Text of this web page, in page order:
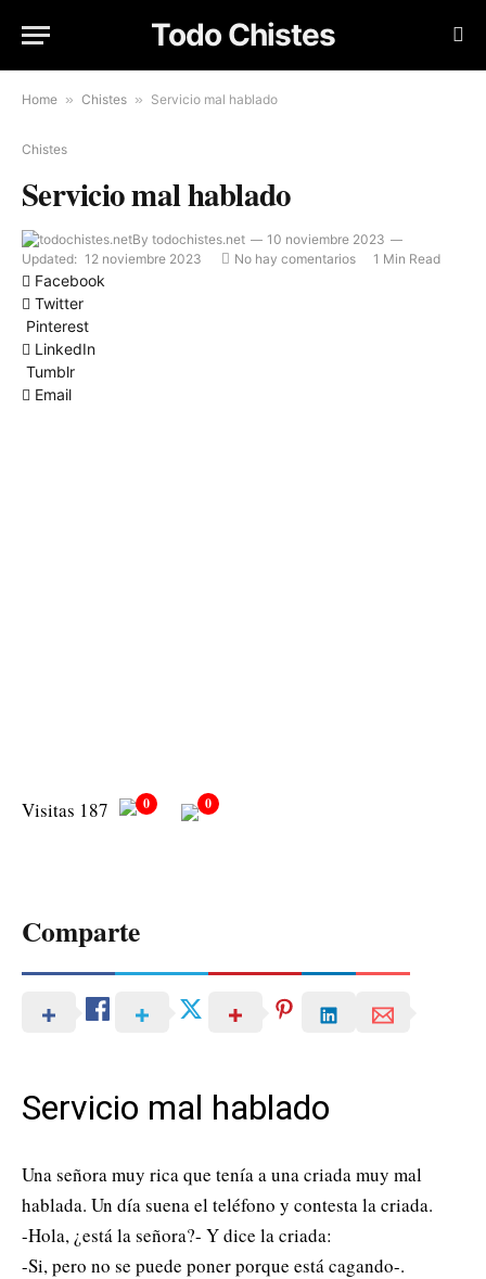
Todo Chistes
Home » Chistes » Servicio mal hablado
Chistes
Servicio mal hablado
By todochistes.net
10 noviembre 2023
Updated: 12 noviembre 2023 No hay comentarios 1 Min Read
Facebook
Twitter
Pinterest
LinkedIn
Tumblr
Email
Visitas 187 0 0
Comparte
Servicio mal hablado
Una señora muy rica que tenía a una criada muy mal
hablada. Un día suena el teléfono y contesta la criada.
-Hola, ¿está la señora?- Y dice la criada:
-Si, pero no se puede poner porque está cagando-.